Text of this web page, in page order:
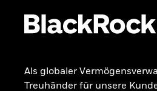
Als globaler
Treuhänder für unsere